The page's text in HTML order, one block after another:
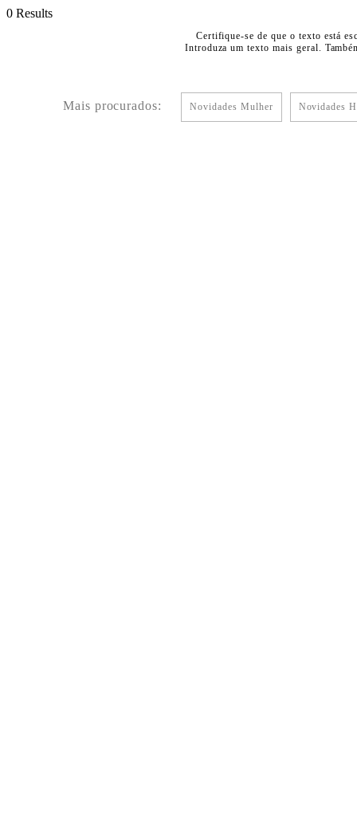
0 Results
Certifique-se de que o texto está
Introduza um texto mais geral.
Mais procurados: Novidades Mulher Novidades